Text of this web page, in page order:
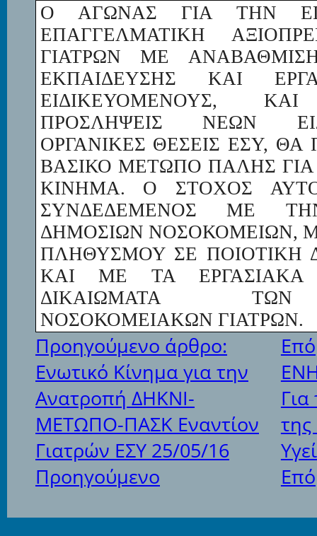
Ο ΑΓΩΝΑΣ ΓΙΑ ΤΗΝ
ΕΠΑΓΓΕΛΜΑΤΙΚΗ
ΓΙΑΤΡΩΝ ΜΕ
ΕΚΠΑΙΔΕΥΣΗΣ ΚΑΙ
ΕΙΔΙΚΕΥΟΜΕΝΟΥΣ,
ΠΡΟΣΛΗΨΕΙΣ ΝΕΩΝ
ΟΡΓΑΝΙΚΕΣ ΘΕΣΕΙΣ ΕΣΥ, ΘΑ
ΒΑΣΙΚΟ ΜΕΤΩΠΟ ΠΑΛΗΣ
ΚΙΝΗΜΑ. Ο ΣΤΟΧΟΣ
ΣΥΝΔΕΔΕΜΕΝΟΣ ΜΕ
ΔΗΜΟΣΙΩΝ ΝΟΣΟΚΟΜΕΙΩΝ,
ΠΛΗΘΥΣΜΟΥ ΣΕ ΠΟΙΟΤΙΚΗ
ΚΑΙ ΜΕ ΤΑ ΕΡΓΑΣΙΑΚΑ
ΔΙΚΑΙΩΜΑΤΑ ΤΩΝ
ΝΟΣΟΚΟΜΕΙΑΚΩΝ ΓΙΑΤΡΩΝ.
Προηγούμενο άρθρο:
Ενωτικό Κίνημα για την
Ανατροπή ΔΗΚΝΙ-
ΜΕΤΩΠΟ-ΠΑΣΚ Εναντίον
Γιατρών ΕΣΥ 25/05/16
Προηγούμενο